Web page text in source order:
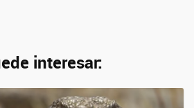
interesar: